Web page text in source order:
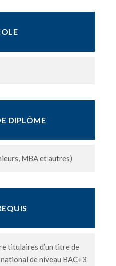
DIPLÔME
MBA et autres)
titulaires d’un titre de
de niveau BAC+3